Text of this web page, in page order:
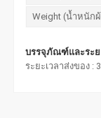
Weight (น้ำหนัก
บรรจุภัณฑ์และระย
ระยะเวลาส่งของ